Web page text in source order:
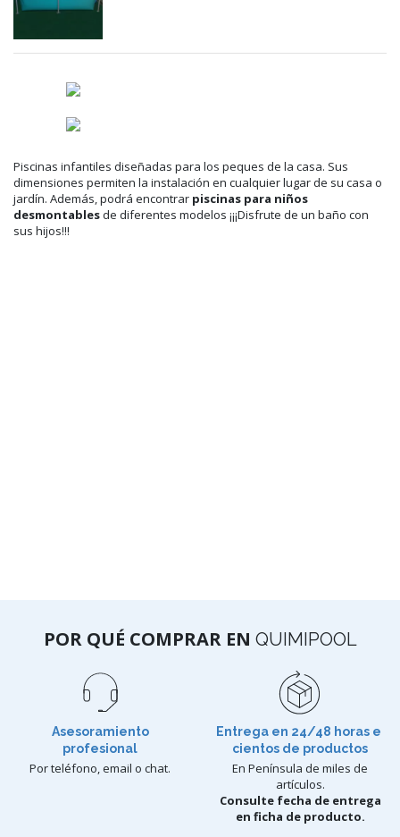
Piscinas infantiles diseñadas para los peques de la casa. Sus
dimensiones permiten la instalación en cualquier lugar de su casa o
jardín. Además, podrá encontrar piscinas para niños
desmontablesde diferentes modelos ¡¡¡Disfrute de un baño con
sus hijos!!!
POR QUÉ COMPRAR EN QUIMIPOOL
Asesoramiento
profesional
Por teléfono, email o chat.
Entrega en 24/48 horas e
cientos de productos
En Península de miles de
artículos.
Consulte fecha de entrega
en ficha de producto.